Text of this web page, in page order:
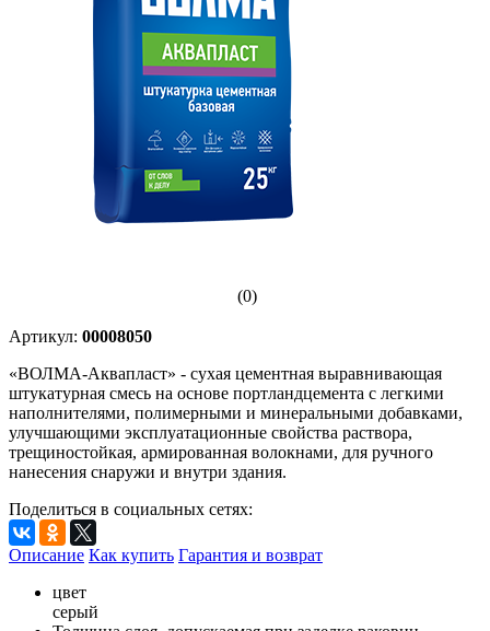
(0)
Артикул: 00008050
«ВОЛМА-Аквапласт» - сухая цементная выравнивающая
штукатурная смесь на основе портландцемента с легкими
наполнителями, полимерными и минеральными добавками,
улучшающими эксплуатационные свойства раствора,
трещиностойкая, армированная волокнами, для ручного
нанесения снаружи и внутри здания.
Поделиться в социальных сетях:
Описание Как купить Гарантия и возврат
цвет
серый